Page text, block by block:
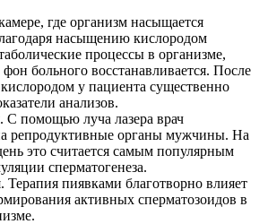
где организм насыщается
насыщению кислородом
процессы в организме,
больного восстанавливается. После
у пациента существенно
анализов.
С помощью луча лазера врач
репродуктивные органы мужчины. На
это считается самым популярным
сперматогенеза.
Терапия пиявками благотворно влияет
активных сперматозоидов в